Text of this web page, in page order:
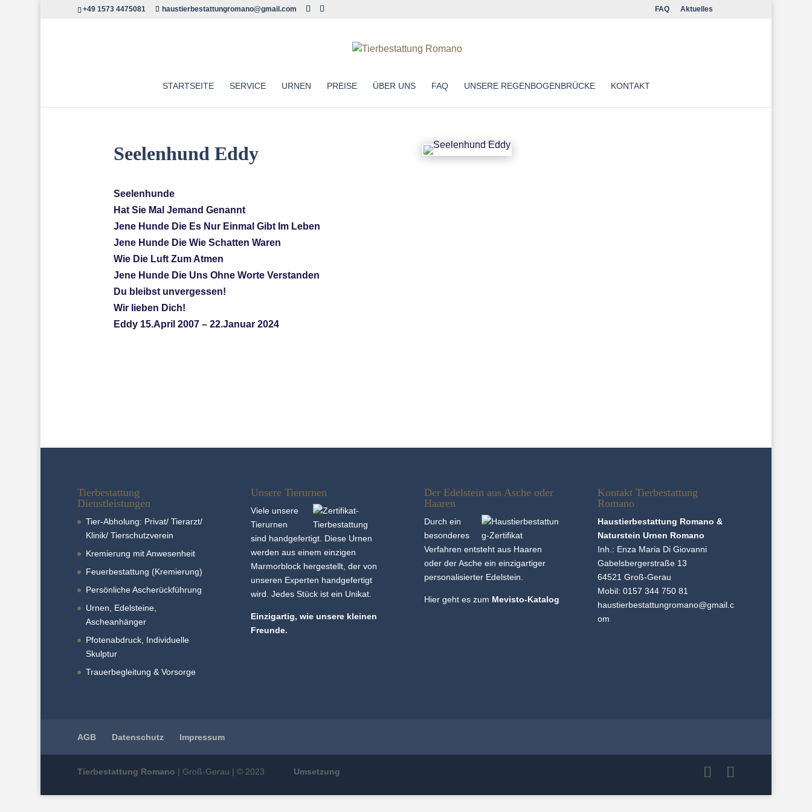
+49 1573 4475081 haustierbestattungromano@gmail.com FAQ Aktuelles
STARTSEITE SERVICE URNEN PREISE ÜBER UNS FAQ UNSERE REGENBOGENBRÜCKE KONTAKT
Seelenhund Eddy
Seelenhunde
Hat Sie Mal Jemand Genannt
Jene Hunde Die Es Nur Einmal Gibt Im Leben
Jene Hunde Die Wie Schatten Waren
Wie Die Luft Zum Atmen
Jene Hunde Die Uns Ohne Worte Verstanden
Du bleibst unvergessen!
Wir lieben Dich!
Eddy 15.April 2007 – 22.Januar 2024
Tierbestattung
Dienstleistungen
Tier-Abholung: Privat/ Tierarzt/
Klinik/ Tierschutzverein
Kremierung mit Anwesenheit
Feuerbestattung (Kremierung)
Persönliche Ascherückführung
Urnen, Edelsteine,
Ascheanhänger
Pfotenabdruck, Individuelle
Skulptur
Trauerbegleitung & Vorsorge
Unsere Tierurnen
Viele unsere
Tier­urnen
sind hand­gefertigt. Diese Urnen
werden aus einem einzigen
Marmor­block her­gestellt, der von
unseren Experten hand­gefertigt
wird. Jedes Stück ist ein Unikat.
Einzigartig, wie unsere kleinen
Freunde.
Der Edelstein aus Asche oder
Haaren
Durch ein
besonderes
Verfahren entsteht aus Haaren
oder der Asche ein einzigartiger
personalisierter Edelstein.
Hier geht es zum Mevisto-Katalog
Kontakt Tierbestattung
Romano
Haustierbestattung Romano &
Naturstein Urnen Romano
Inh.: Enza Maria Di Giovanni
Gabelsbergerstraße 13
64521 Groß-Gerau
Mobil:0157 344 750 81
haustierbestattungromano@gmail.c
om
AGB Datenschutz Impressum
Tierbestattung Romano | Groß-Gerau | © 2023 Umsetzung